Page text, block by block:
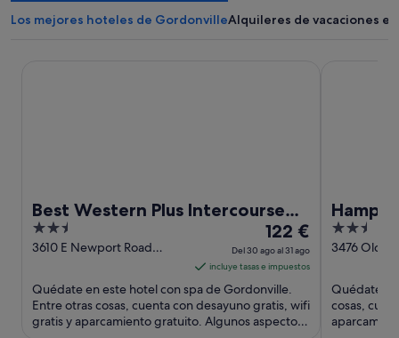
Los mejores hoteles de GordonvilleAlquileres de vacaciones
Best Western Plus Intercourse
Village Inn & Suites
2.5
out
5
3610 E Newport Road
El
precio
es
de
122 €
por
122 €
Del 30 ago al 31 ago
incluye tasas e impuestos
Quédate en este hotel con spa de Gordonville.
Entre otras cosas, cuenta con desayuno gratis, wifi
gratis y aparcamiento gratuito. Algunos aspectos
2.5
out
5
3476 Old
Quédate
cosas,